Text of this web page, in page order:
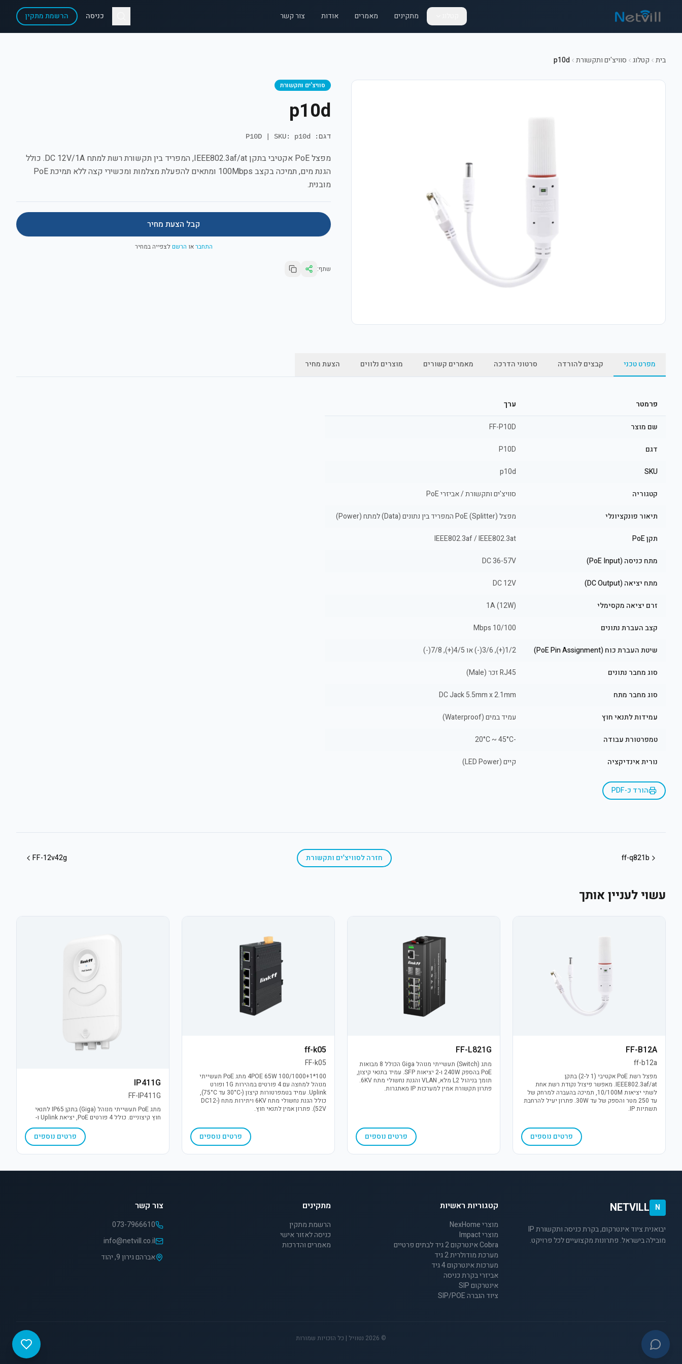
מתקינים מאמרים אודות צור קשר כניסה הרשמת מתקין
בית קטלוג סוויצ'ים ותקשורת p10d
סוויצ'ים ותקשורת
p10d
דגם: P10D SKU: p10d
מפצל PoE אקטיבי בתקן IEEE802.3af/at, המפריד בין תקשורת רשת למתח DC 12V/1A. כולל
הגנת מים, תמיכה בקצב 100Mbps ומתאים להפעלת מצלמות ומכשירי קצה ללא תמיכת PoE
מובנית.
קבל הצעת מחיר
התחבראו הרשםלצפייה במחיר
שתף:
מפרט טכני קבצים להורדה סרטוני הדרכה מאמרים קשורים מוצרים נלווים הצעת מחיר
פרמטר ערך
שם מוצר FF-P10D
דגם P10D
SKU
p10d
קטגוריה סוויצ'ים ותקשורת / אביזרי PoE
תיאור פונקציונלי מפצל PoE (Splitter) המפריד בין נתונים (Data) למתח (Power)
תקן PoE IEEE802.3af / IEEE802.3at
מתח כניסה (PoE Input) DC 36-57V
מתח יציאה (DC Output) DC 12V
זרם יציאה מקסימלי 1A (12W)
קצב העברת נתונים 10/100 Mbps
שיטת העברת כוח (PoE Pin Assignment) 1/2(+), 3/6(-) או 4/5(+), 7/8(-)
סוג מחבר נתונים RJ45 זכר (Male)
סוג מחבר מתח DC Jack 5.5mm x 2.1mm
עמידות לתנאי חוץ עמיד במים (Waterproof)
טמפרטורת עבודה -20°C ~ 45°C
נורית אינדיקציה קיים (LED Power)
הורד כ-PDF
ff-q821b חזרה לסוויצ'ים ותקשורת FF-12v42g
עשוי לעניין אותך
FF-B12A
ff-b12a
מפצל רשת PoE אקטיבי (1 ל-2) בתקן
IEEE802.3af/at. מאפשר פיצול נקודת רשת אחת
לשתי יציאות 10/100M, תמיכה בהעברה למרחק של
עד 250 מטר והספק של עד 30W. פתרון יעיל להרחבת
תשתיות IP.
פרטים נוספים
FF-L821G
מתג (Switch) תעשייתי מנוהל Giga הכולל 8 מבואות
PoE בהספק 240W ו-2 יציאות SFP. עמיד בתנאי קיצון,
תומך בניהול L2 מלא, VLAN והגנת נחשולי מתח 6KV.
פתרון תקשורת אמין למערכות IP מאתגרות.
פרטים נוספים
ff-k05
FF-k05
4POE 65W 100/1000+1*100 מתג PoE תעשייתי
מנוהל למחצה עם 4 פורטים במהירות 1G ופורט
Uplink. עמיד בטמפרטורות קיצון (-30°C עד 75°C),
כולל הגנת נחשולי מתח 6KV ויתירות מתח (DC12-
52V). פתרון אמין לתנאי חוץ.
פרטים נוספים
IP411G
FF-IP411G
מתג PoE תעשייתי מנוהל (Giga) בתקן IP65 לתנאי
חוץ קיצוניים. כולל 4 פורטים PoE, יציאת Uplink ו-
SFP. פתרון All-in-one עמיד (30℃- עד 70℃+) עם
פרטים נוספים
N
NETVILL
יבואנית ציוד אינטרקום, בקרת כניסה ותקשורת IP
מובילה בישראל. פתרונות מקצועיים לכל פרויקט.
קטגוריות ראשיות
מוצרי NexHome
מוצרי Impact
Cobra אינטרקום 2 גיד לבתים פרטיים
מערכת מודולרית 2 גיד
מערכות אינטרקום 4 גיד
אביזרי בקרת כניסה
אינטרקום SIP
ציוד הגברה SIP/POE
מתקינים
הרשמת מתקין
כניסה לאזור אישי
מאמרים והדרכות
צור קשר
073-7966610
info@netvill.co.il
אברהם גירון 9, יהוד
©
2026 נטוויל | כל הזכויות שמורות